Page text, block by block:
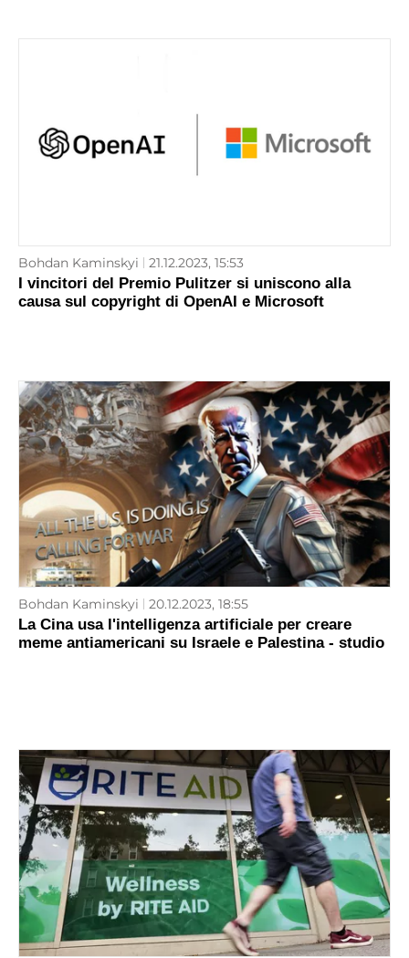
Bohdan Kaminskyi 21.12.2023, 15:53
I vincitori del Premio Pulitzer si uniscono alla
causa sul copyright di OpenAI e Microsoft
Bohdan Kaminskyi 20.12.2023, 18:55
La Cina usa l'intelligenza artificiale per creare
meme antiamericani su Israele e Palestina - studio